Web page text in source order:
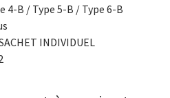
4-B / Type 5-B / Type 6-B
INDIVIDUEL